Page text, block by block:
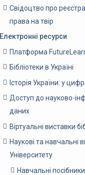
Свідоцтво про
права на твір
Електронні ресурси
Платформа
Бібліотеки в Україні
Історія України: у
Доступ до науково-
даних
Віртуальні виставки
Наукові та навчальні
Університету
Навчальні посібники